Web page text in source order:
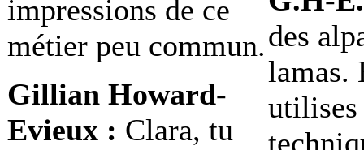
impressions de ce
métier peu commun.
Gillian Howard-
Evieux : Clara, tu
des
lamas.
utilises